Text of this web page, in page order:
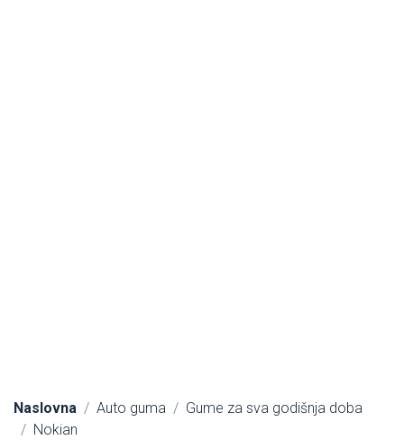
Naslovna Auto guma
Gume za sva godišnja doba
Nokian